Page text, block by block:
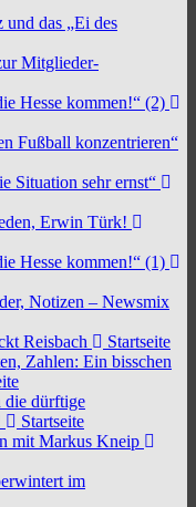
das „Ei des
Mitglieder-
Hesse kommen!“ (2)
Fußball konzentrieren“
Situation sehr ernst“
Erwin Türk!
Hesse kommen!“ (1)
Notizen – Newsmix
Reisbach
Startseite
Zahlen: Ein bisschen
die dürftige
Startseite
mit Markus Kneip
im